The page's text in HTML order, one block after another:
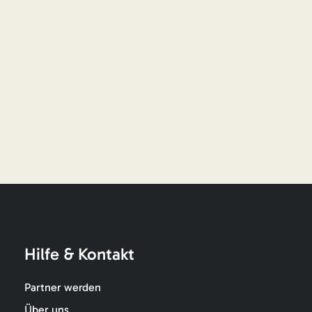
Hilfe & Kontakt
Partner werden